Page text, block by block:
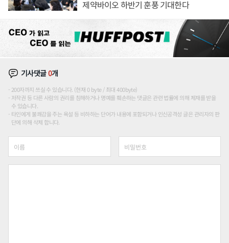
제약바이오 하반기 훈풍 기대한다
기사댓글0개
200자까지 쓰실 수 있습니다. (현재 0 byte / 최대 400byte)
저작권 등 다른 사람의 권리를 침해하거나 명예를 훼손하는 댓글은 관련 법률에 의해 제재를 받을
수 있습니다.
타인에게 불쾌감을 주는 욕설 등 비하하는 단어가 내용에 포함되거나 인신공격성 글은 관리자의 판
단에 의해 삭제 합니다.